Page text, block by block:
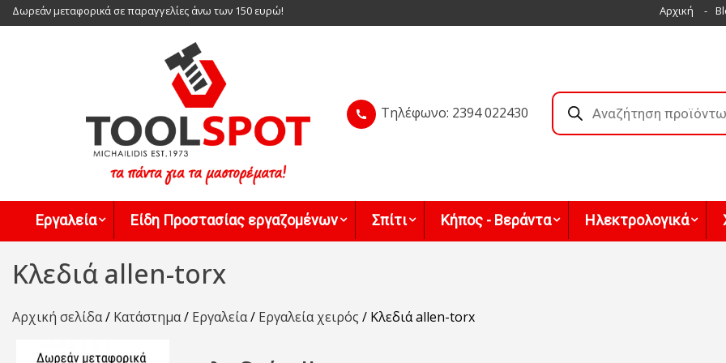
Skip
to
Δωρεάν μεταφορικά σε παραγγελίες άνω των 150 ευρώ! Αρχική
Τηλέφωνο: 2394 022430
Products
search
Εργαλεία Είδη Προστασίας εργαζομένων Σπίτι Κήπος - Βεράντα Ηλεκτρολογικά
Κλεδιά allen-torx
Αρχική σελίδα/ Κατάστημα/ Εργαλεία/ Εργαλεία χειρός / Κλεδιά allen-torx